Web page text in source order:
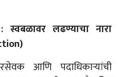
स्वबळावर लढण्याचा नारा
आणि पदाधिकाऱ्यांची